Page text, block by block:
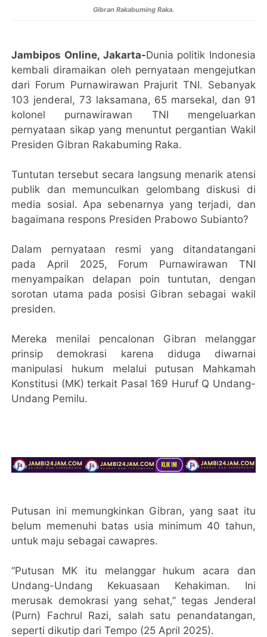
Gibran Rakabuming Raka.
Jambipos Online, Jakarta-Dunia politik Indonesia
kembali diramaikan oleh pernyataan mengejutkan
dari Forum Purnawirawan Prajurit TNI. Sebanyak
103 jenderal, 73 laksamana, 65 marsekal, dan 91
kolonel purnawirawan TNI mengeluarkan
pernyataan sikap yang menuntut pergantian Wakil
Presiden Gibran Rakabuming Raka.
Tuntutan tersebut secara langsung menarik atensi
publik dan memunculkan gelombang diskusi di
media sosial. Apa sebenarnya yang terjadi, dan
bagaimana respons Presiden Prabowo Subianto?
Dalam pernyataan resmi yang ditandatangani
pada April 2025, Forum Purnawirawan TNI
menyampaikan delapan poin tuntutan, dengan
sorotan utama pada posisi Gibran sebagai wakil
presiden.
Mereka menilai pencalonan Gibran melanggar
prinsip demokrasi karena diduga diwarnai
manipulasi hukum melalui putusan Mahkamah
Konstitusi (MK) terkait Pasal 169 Huruf Q Undang-
Undang Pemilu.
Putusan ini memungkinkan Gibran, yang saat itu
belum memenuhi batas usia minimum 40 tahun,
untuk maju sebagai cawapres.
“Putusan MK itu melanggar hukum acara dan
Undang-Undang Kekuasaan Kehakiman. Ini
merusak demokrasi yang sehat,” tegas Jenderal
(Purn) Fachrul Razi, salah satu penandatangan,
seperti dikutip dari Tempo (25 April 2025).